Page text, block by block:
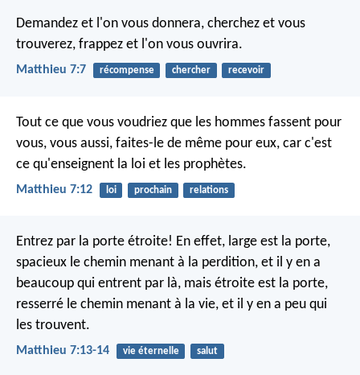
Demandez et l'on vous donnera, cherchez et vous
trouverez, frappez et l'on vous ouvrira.
Matthieu 7:7 récompense chercher recevoir
Tout ce que vous voudriez que les hommes fassent pour
vous, vous aussi, faites-le de même pour eux, car c'est
ce qu'enseignent la loi et les prophètes.
Matthieu 7:12 loi prochain relations
Entrez par la porte étroite! En effet, large est la porte,
spacieux le chemin menant à la perdition, et il y en a
beaucoup qui entrent par là, mais étroite est la porte,
resserré le chemin menant à la vie, et il y en a peu qui
les trouvent.
Matthieu 7:13-14 vie éternelle salut